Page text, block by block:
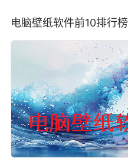
电脑壁纸软件前10排行榜